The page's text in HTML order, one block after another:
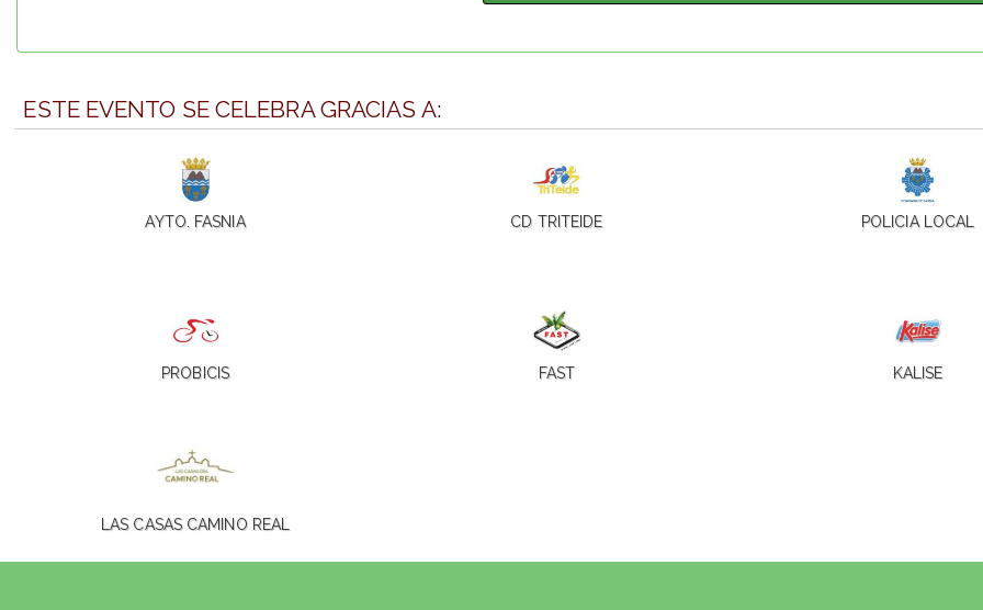
ESTE EVENTO SE CELEBRA GRACIAS A:
AYTO. FASNIA CD TRITEIDE POLICIA LOCAL
PROBICIS FAST KALISE
LAS CASAS CAMINO REAL